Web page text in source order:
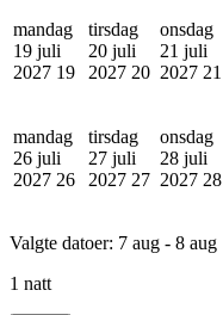
mandag
19 juli
2027 19
tirsdag
20 juli
2027 20
onsdag
21 juli
2027 21
mandag
26 juli
2027 26
tirsdag
27 juli
2027 27
onsdag
28 juli
2027 28
Valgte datoer: 7 aug - 8 aug
1 natt